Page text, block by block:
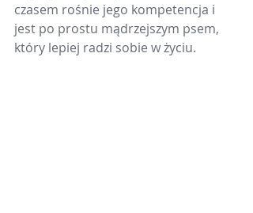
czasem rośnie jego kompetencja i
jest po prostu mądrzejszym psem,
który lepiej radzi sobie w życiu.